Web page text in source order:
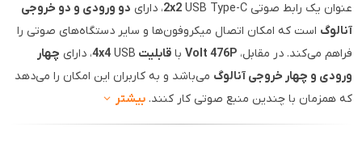
عنوان یک رابط صوتی
2x2 USB Type-C، دارای
دو ورودی و دو خروجی
آنالوگ است که امکان اتصال میکروفون‌ها و سایر دستگاه‌های صوتی را
فراهم می‌کند. در مقابل، Volt 476P با قابلیت 4x4 USB، دارای
چهار
ورودی و چهار خروجی آنالوگ می‌باشد و به کاربران این امکان را می‌دهد
که همزمان با چندین منبع صوتی کار کنند. بیشتر